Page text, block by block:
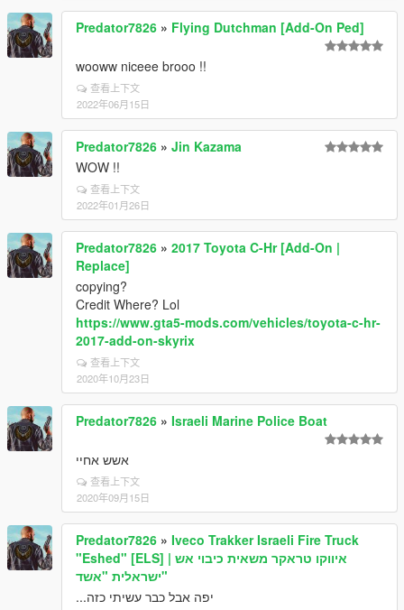
Predator7826 » Flying Dutchman [Add-On Ped]
wooww niceee brooo !!
查看上下文
2022年06月15日
Predator7826 » Jin Kazama
WOW !!
查看上下文
2022年01月26日
Predator7826 » 2017 Toyota C-Hr [Add-On |
Replace]
copying?
Credit Where? Lol
https://www.gta5-mods.com/vehicles/toyota-c-hr-
2017-add-on-skyrix
查看上下文
2020年10月23日
Predator7826 » Israeli Marine Police Boat
אשש אחיי
查看上下文
2020年09月15日
Predator7826 » Iveco Trakker Israeli Fire Truck
"Eshed" [ELS] | איווקו טראקר משאית כיבוי אש
ישראלית "אשד"
יפה אבל כבר עשיתי כזה...